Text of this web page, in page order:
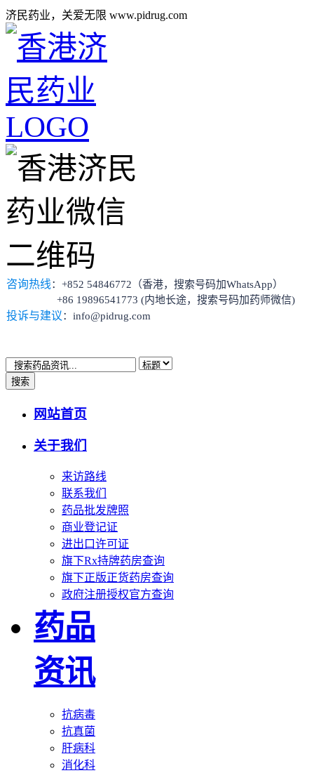
济民药业，关爱无限 www.pidrug.com
咨询热线：+852 54846772（香港，搜索号码加WhatsApp）
+86 19896541773 (内地长途，搜索号码加药师微信)
投诉与建议：info@pidrug.com
搜索
网站首页
关于我们
来访路线
联系我们
药品批发牌照
商业登记证
进出口许可证
旗下Rx持牌药房查询
旗下正版正货药房查询
政府注册授权官方查询
药品
资讯
抗病毒
抗真菌
肝病科
消化科